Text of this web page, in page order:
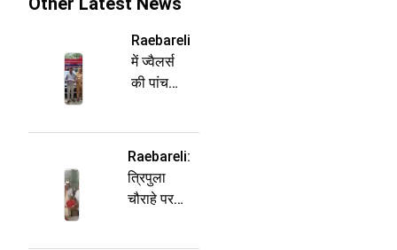
Raebareli
में ज्वैलर्स
की पांच
एक और
आरोपी
गिरफ्तार,
955 ग्राम
Raebareli:
त्रिपुला
चौराहे पर